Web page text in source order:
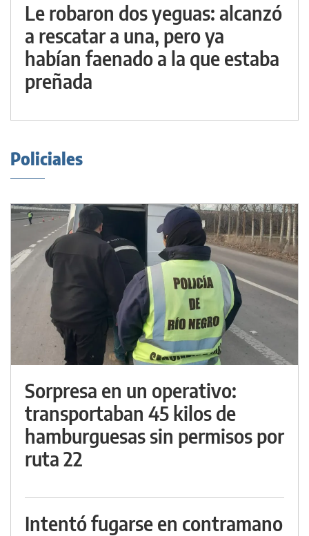
Le robaron dos yeguas: alcanzó
a rescatar a una, pero ya
habían faenado a la que estaba
preñada
Policiales
Sorpresa en un operativo:
transportaban 45 kilos de
hamburguesas sin permisos por
ruta 22
Intentó fugarse en contramano